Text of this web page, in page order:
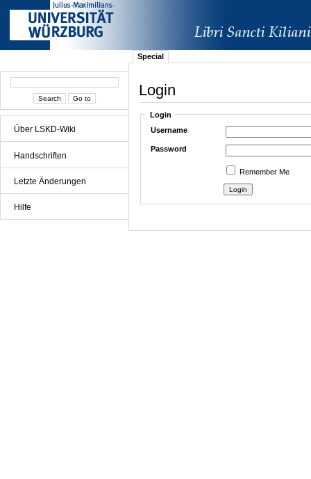
Über LSKD-Wiki
Handschriften
Letzte Änderungen
Hilfe
Special
Login
Login
Username
Password
Remember Me